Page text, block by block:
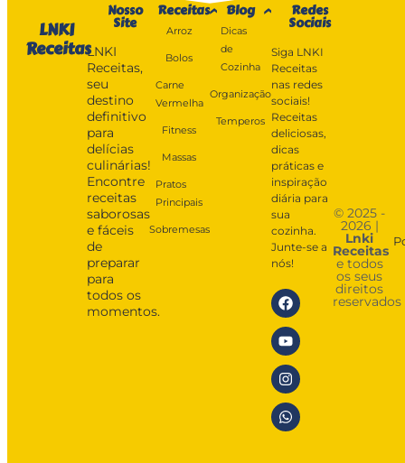
LNKI
Receitas
Nosso
Site
LNKI
Receitas,
seu
destino
definitivo
para
delícias
culinárias!
Encontre
receitas
saborosas
e fáceis
de
preparar
para
todos os
momentos.
Receitas
Arroz
Bolos
Carne
Vermelha
Fitness
Massas
Pratos
Principais
Sobremesas
Blog
Dicas
de
Cozinha
Organização
Temperos
Redes
Sociais
Siga LNKI
Receitas
nas redes
sociais!
Receitas
deliciosas,
dicas
práticas e
inspiração
diária para
sua
cozinha.
Junte-se a
nós!
© 2025 -
2026 |
Lnki
Receitas
e todos
os seus
direitos
reservados